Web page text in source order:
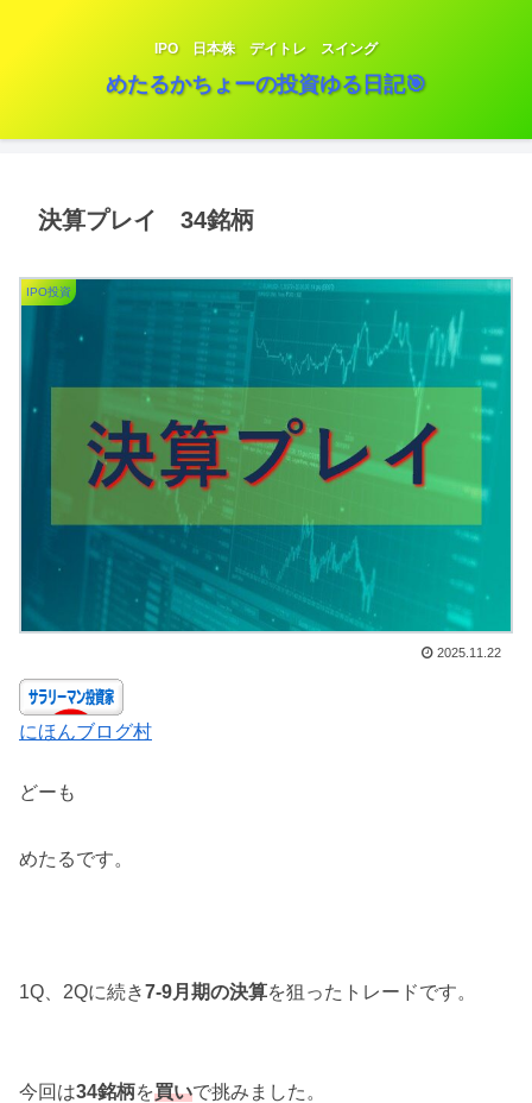
IPO 日本株 デイトレ スイング
めたるかちょーの投資ゆる日記🎯
決算プレイ 34銘柄
IPO投資
2025.11.22
にほんブログ村
どーも
めたるです。
1Q、2Qに続き7-9月期の決算を狙ったトレードです。
今回は34銘柄を買いで挑みました。